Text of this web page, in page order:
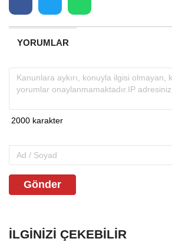
YORUMLAR
Gönder
İLGINIZI ÇEKEBILIR